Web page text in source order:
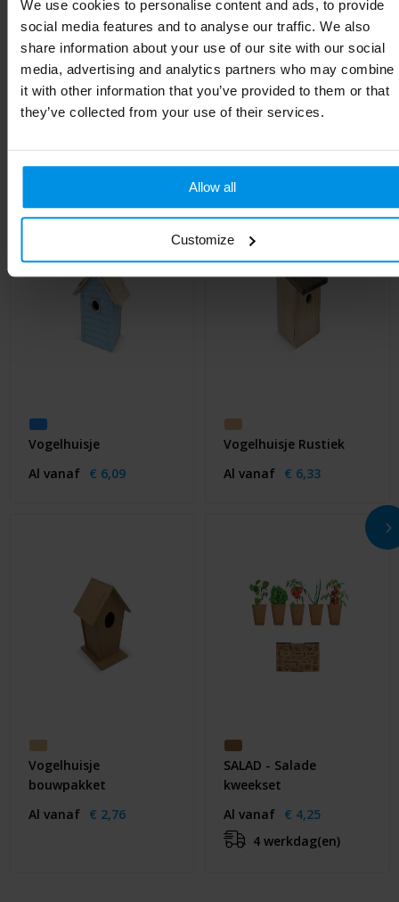
We use cookies to personalise content and ads, to provide
social media features and to analyse our traffic. We also
share information about your use of our site with our social
media, advertising and analytics partners who may combine
it with other information that you’ve provided to them or that
they’ve collected from your use of their services.
Allow all
Customize
Breedte 5.5 cm
Lengte 6 cm
Gerelateerde producten
Vogelhuisje
Al vanaf € 6,09
Vogelhuisje Rustiek
Al vanaf € 6,33
Vogelhuisje
bouwpakket
Al vanaf € 2,76
SALAD - Salade
kweekset
Al vanaf € 4,25
4 werkdag(en)